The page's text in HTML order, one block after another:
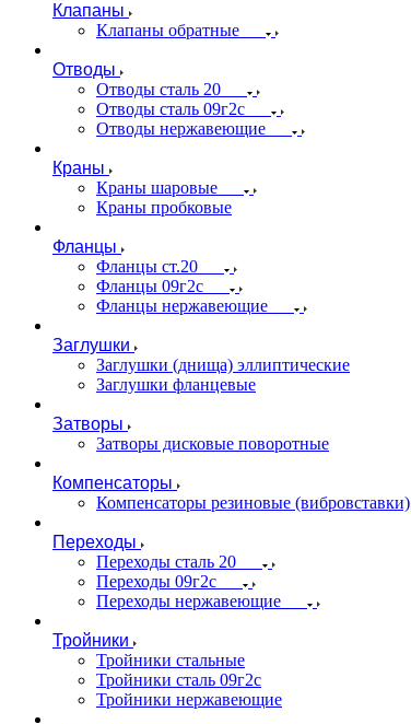
Клапаны
Клапаны обратные
Отводы
Отводы сталь 20
Отводы сталь 09г2с
Отводы нержавеющие
Краны
Краны шаровые
Краны пробковые
Фланцы
Фланцы ст.20
Фланцы 09г2с
Фланцы нержавеющие
Заглушки
Заглушки (днища) эллиптические
Заглушки фланцевые
Затворы
Затворы дисковые поворотные
Компенсаторы
Компенсаторы резиновые (вибровставки)
Переходы
Переходы сталь 20
Переходы 09г2с
Переходы нержавеющие
Тройники
Тройники стальные
Тройники сталь 09г2с
Тройники нержавеющие